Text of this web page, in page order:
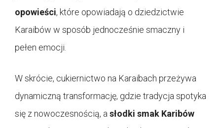
opowieści, które opowiadają o dziedzictwie
Karaibów w sposób jednocześnie smaczny i
pełen emocji.
W skrócie, cukiernictwo na Karaibach przeżywa
dynamiczną transformację, gdzie tradycja spotyka
się z nowoczesnością, a słodki smak Karibów